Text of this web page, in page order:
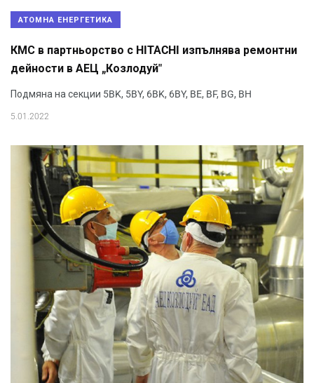
АТОМНА ЕНЕРГЕТИКА
КМС в партньорство с HITACHI изпълнява ремонтни
дейности в АЕЦ „Козлодуй"
Подмяна на секции 5BK, 5BY, 6BK, 6BY, BE, BF, BG, BH
5.01.2022